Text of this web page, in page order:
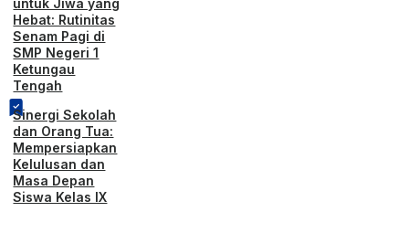
Hebat: Rutinitas
Senam Pagi di
SMP Negeri 1
Ketungau
Tengah
Sinergi Sekolah
dan Orang Tua:
Mempersiapkan
Kelulusan dan
Masa Depan
Siswa Kelas IX